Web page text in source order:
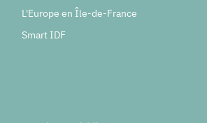
L'Europe en Île-de-France
Smart IDF